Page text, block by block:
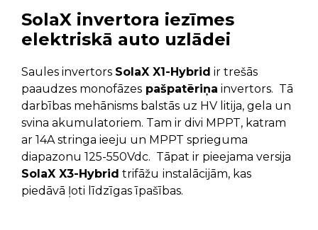
SolaX invertora iezīmes
elektriskā auto uzlādei
Saules invertors SolaX X1-Hybrid ir trešās
paaudzes monofāzes pašpatēriņa invertors. Tā
darbības mehānisms balstās uz HV litija, gela un
svina akumulatoriem. Tam ir divi MPPT, katram
ar 14A stringa ieeju un MPPT sprieguma
diapazonu 125-550Vdc. Tāpat ir pieejama versija
SolaX X3-Hybrid trifāžu instalācijām, kas
piedāvā ļoti līdzīgas īpašības.